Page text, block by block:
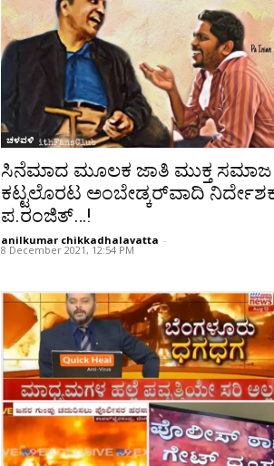
ಚಳವಳಿ
ಸಿನೆಮಾದ ಮೂಲಕ ಜಾತಿ ಮುಕ್ತ ಸಮಾಜ
ಕಟ್ಟಲೊರಟ ಅಂಬೇಡ್ಕರ್‌ವಾದಿ
ಪ.ರಂಜಿತ್‌…!
anilkumar chikkadhalavatta -
8 December 2021, 12:54 PM